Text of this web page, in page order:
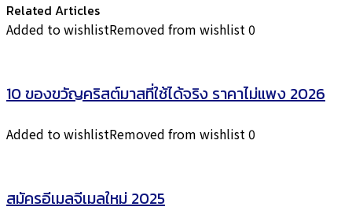
Related Articles
Added to wishlistRemoved from wishlist0